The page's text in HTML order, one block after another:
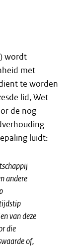
wordt
met
te worden
lid, Wet
de nog
luidt:
andere
van deze
die
of,